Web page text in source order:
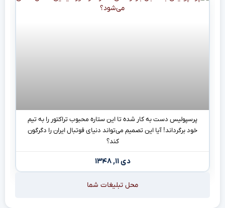
پرسپولیس دست به کار شده تا این ستاره محبوب تراکتور را به تیم
خود برگرداند! آیا این تصمیم می‌تواند دنیای فوتبال ایران را دگرگون
کند؟
دی ۱۱, ۱۳۴۸
محل تبلیغات شما